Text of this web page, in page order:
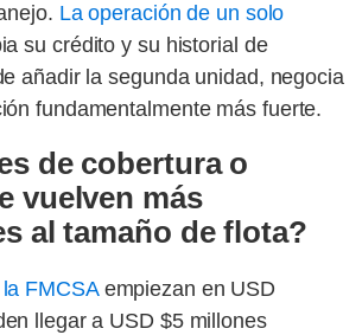
La operación de un solo
su crédito y su historial de
añadir la segunda unidad, negocia
fundamentalmente más fuerte.
de cobertura o
vuelven más
al tamaño de flota?
FMCSAempiezan en USD
llegar a USD $5 millones